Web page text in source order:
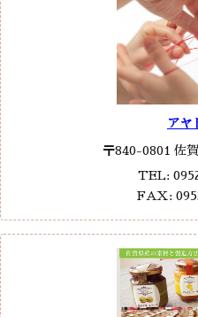
アヤ
〒840-0801 佐
TEL:
FAX: